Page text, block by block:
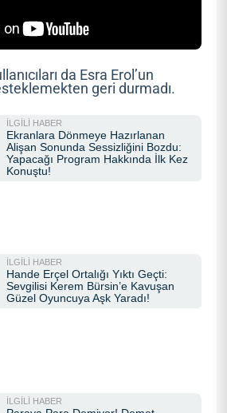
da Esra Erol’un
geri durmadı.